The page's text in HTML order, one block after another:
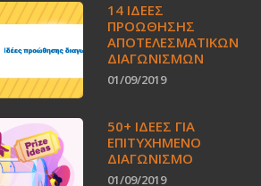
14 ΙΔΈΕΣ
ΠΡΟΏΘΗΣΗΣ
ΑΠΟΤΕΛΕΣΜΑΤΙΚΏΝ
ΔΙΑΓΩΝΙΣΜΏΝ
01/09/2019
50+ ΙΔΕΕΣ ΓΙΑ
ΕΠΙΤΥΧΗΜΕΝΟ
ΔΙΑΓΩΝΙΣΜΟ
01/09/2019